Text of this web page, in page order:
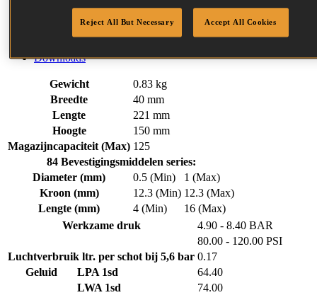
Accessoires
Bevestigingsmiddelen
Compressoren
Downloads
Gewicht
0.83 kg
Breedte
40 mm
Lengte
221 mm
Hoogte
150 mm
Magazijncapaciteit (Max) 125
84 Bevestigingsmiddelen series:
Diameter (mm)
0.5 (Min)
1 (Max)
Kroon (mm)
12.3 (Min) 12.3 (Max)
Lengte (mm)
4 (Min)
16 (Max)
Werkzame druk
4.90 - 8.40 BAR
80.00 - 120.00 PSI
Luchtverbruik ltr. per schot bij 5,6 bar 0.17
Geluid
LPA 1sd
64.40
LWA 1sd
74.00
Reject All But Necessary Accept All Cookies